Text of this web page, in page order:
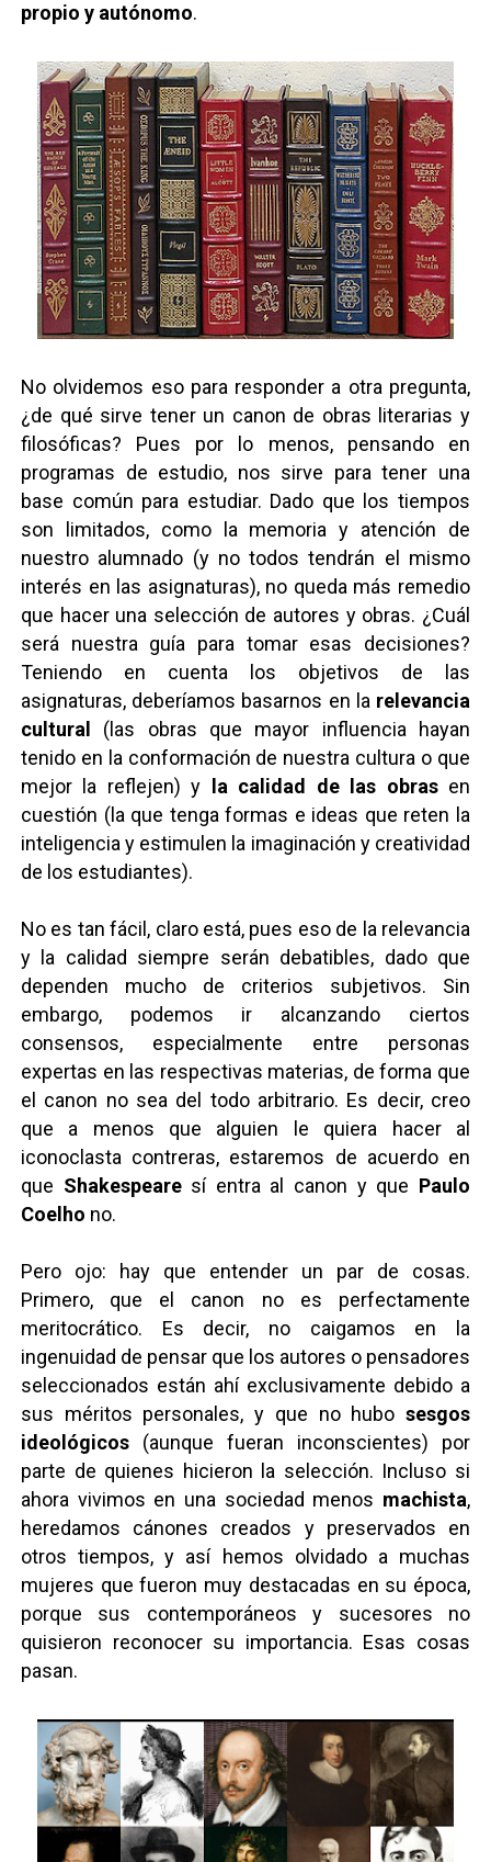
propio y autónomo.
No olvidemos eso para responder a otra pregunta,
¿de qué sirve tener un canon de obras literarias y
filosóficas? Pues por lo menos, pensando en
programas de estudio, nos sirve para tener una
base común para estudiar. Dado que los tiempos
son limitados, como la memoria y atención de
nuestro alumnado (y no todos tendrán el mismo
interés en las asignaturas), no queda más remedio
que hacer una selección de autores y obras. ¿Cuál
será nuestra guía para tomar esas decisiones?
Teniendo en cuenta los objetivos de las
asignaturas, deberíamos basarnos en la relevancia
cultural
(las obras que mayor influencia hayan
tenido en la conformación de nuestra cultura o que
mejor la reflejen) y
la calidad de las obrasen
cuestión (la que tenga formas e ideas que reten la
inteligencia y estimulen la imaginación y creatividad
de los estudiantes).
No es tan fácil, claro está, pues eso de la relevancia
y la calidad siempre serán debatibles, dado que
dependen mucho de criterios subjetivos. Sin
embargo, podemos ir alcanzando ciertos
consensos, especialmente entre personas
expertas en las respectivas materias, de forma que
el canon no sea del todo arbitrario. Es decir, creo
que a menos que alguien le quiera hacer al
iconoclasta contreras, estaremos de acuerdo en
que Shakespearesí entra al canon y que Paulo
Coelho no.
Pero ojo: hay que entender un par de cosas.
Primero, que el canon no es perfectamente
meritocrático. Es decir, no caigamos en la
ingenuidad de pensar que los autores o pensadores
seleccionados están ahí exclusivamente debido a
sus méritos personales, y que no hubosesgos
ideológicos(aunque fueran inconscientes) por
parte de quienes hicieron la selección. Incluso si
ahora vivimos en una sociedad menos machista,
heredamos cánones creados y preservados en
otros tiempos, y así hemos olvidado a muchas
mujeres que fueron muy destacadas en su época,
porque sus contemporáneos y sucesores no
quisieron reconocer su importancia. Esas cosas
pasan.